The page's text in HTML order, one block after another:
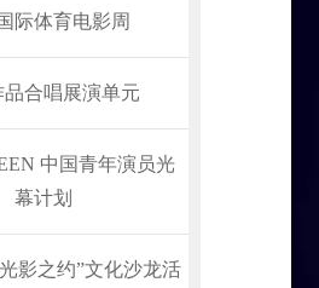
际体育电影周
品合唱展演单元
中国青年演员光
幕计划
影之约”文化沙龙活